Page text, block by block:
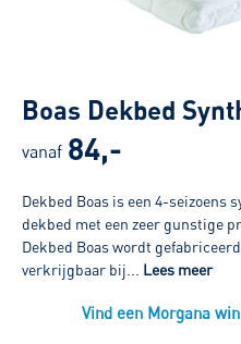
Boas Dekbed
vanaf 84,-
Dekbed Boas is een 4-seizoens
dekbed met een zeer gunstige
Dekbed Boas wordt
verkrijgbaar bij... Lees meer
Vind een Morgana